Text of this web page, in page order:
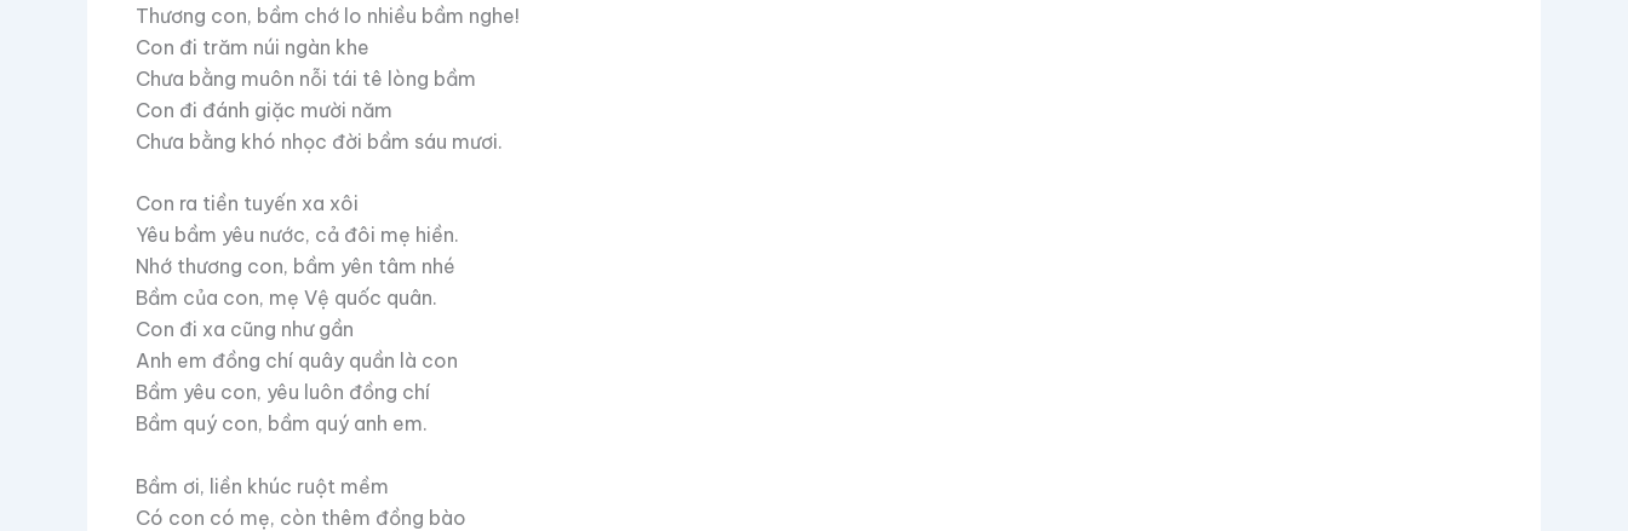
Thương con, bầm chớ lo nhiều bầm nghe!
Con đi trăm núi ngàn khe
Chưa bằng muôn nỗi tái tê lòng bầm
Con đi đánh giặc mười năm
Chưa bằng khó nhọc đời bầm sáu mươi.
Con ra tiền tuyến xa xôi
Yêu bầm yêu nước, cả đôi mẹ hiền.
Nhớ thương con, bầm yên tâm nhé
Bầm của con, mẹ Vệ quốc quân.
Con đi xa cũng như gần
Anh em đồng chí quây quần là con
Bầm yêu con, yêu luôn đồng chí
Bầm quý con, bầm quý anh em.
Bầm ơi, liền khúc ruột mềm
Có con có mẹ, còn thêm đồng bào